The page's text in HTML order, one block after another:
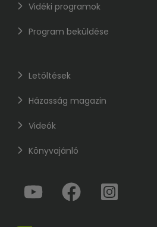
Vidéki programok
Program beküldése
Letöltések
Házasság magazin
Videók
Könyvajánló